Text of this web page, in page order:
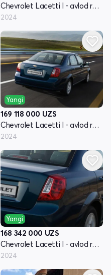
Chevrolet Lacetti I - avlod restyling
2024
Yangi
169 118 000 UZS
Chevrolet Lacetti I - avlod restyling
2024
Yangi
168 342 000 UZS
Chevrolet Lacetti I - avlod restyling
2024